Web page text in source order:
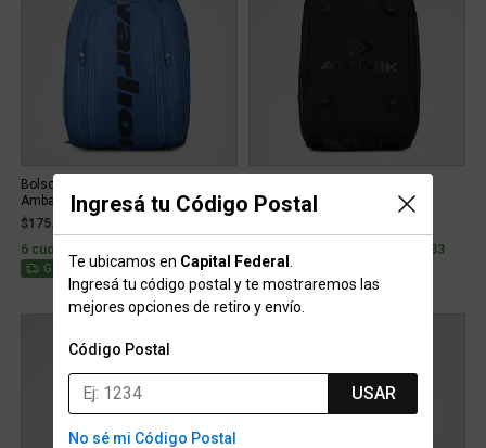
Ingresá tu Código Postal
Te ubicamos en Capital Federal
Ingresá tu código postal y te mostraremos las
mejores opciones de retiro y envío.
Código Postal
USAR
No sé mi Código Postal
Bolso Paletero Pádel Varlion
Ambassador 2023 46 L
$175.999
6 cuotas sin interés de $29.333
Gratis 15% OFF TRIBU15
3 cuotas sin interés de $46.633
15% OFF TRIBU15